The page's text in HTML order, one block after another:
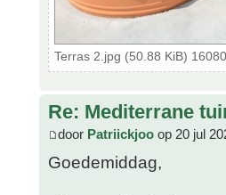
Terras 2.jpg (50.88 KiB)
Re: Mediterrane
door Patriickjoo op 20 jul
Goedemiddag,